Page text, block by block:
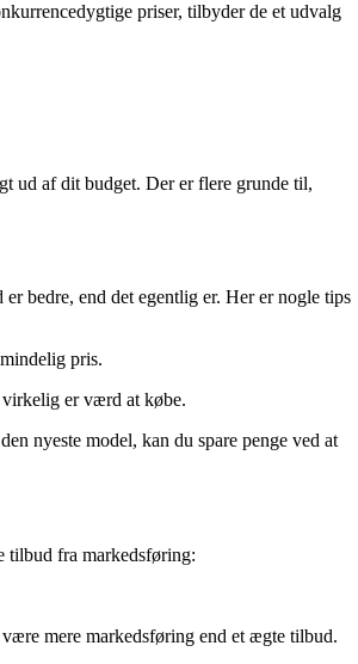
priser, tilbyder de et udvalg
ud af dit budget. Der er flere grunde til,
bedre, end det egentlig er. Her er nogle tips
pris.
virkelig er værd at købe.
nyeste model, kan du spare penge ved at
tilbud fra markedsføring:
mere markedsføring end et ægte tilbud.